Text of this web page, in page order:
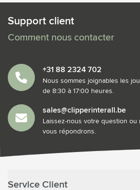
Support client
Comment nous contacter
+31 88 2324 702
Nous sommes joignables les
de 8:30 à 17:00 heures.
sales@clipperinterall.be
Laissez-nous votre question ou
vous répondrons.
Service Client